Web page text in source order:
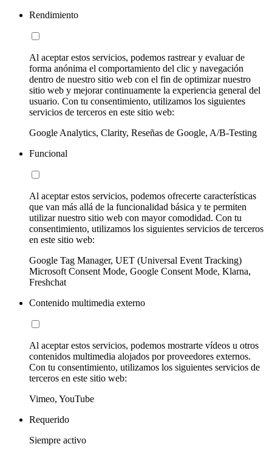
Rendimiento
Al aceptar estos servicios, podemos rastrear y evaluar de
forma anónima el comportamiento del clic y navegación
dentro de nuestro sitio web con el fin de optimizar nuestro
sitio web y mejorar continuamente la experiencia general del
usuario. Con tu consentimiento, utilizamos los siguientes
servicios de terceros en este sitio web:
Google Analytics, Clarity, Reseñas de Google, A/B-Testing
Funcional
Al aceptar estos servicios, podemos ofrecerte características
que van más allá de la funcionalidad básica y te permiten
utilizar nuestro sitio web con mayor comodidad. Con tu
consentimiento, utilizamos los siguientes servicios de terceros
en este sitio web:
Google Tag Manager, UET (Universal Event Tracking)
Microsoft Consent Mode, Google Consent Mode, Klarna,
Freshchat
Contenido multimedia externo
Al aceptar estos servicios, podemos mostrarte vídeos u otros
contenidos multimedia alojados por proveedores externos.
Con tu consentimiento, utilizamos los siguientes servicios de
terceros en este sitio web:
Vimeo, YouTube
Requerido
Siempre activo